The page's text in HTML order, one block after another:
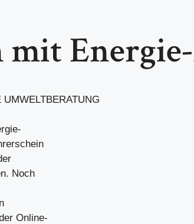
mit
Noch
Online-